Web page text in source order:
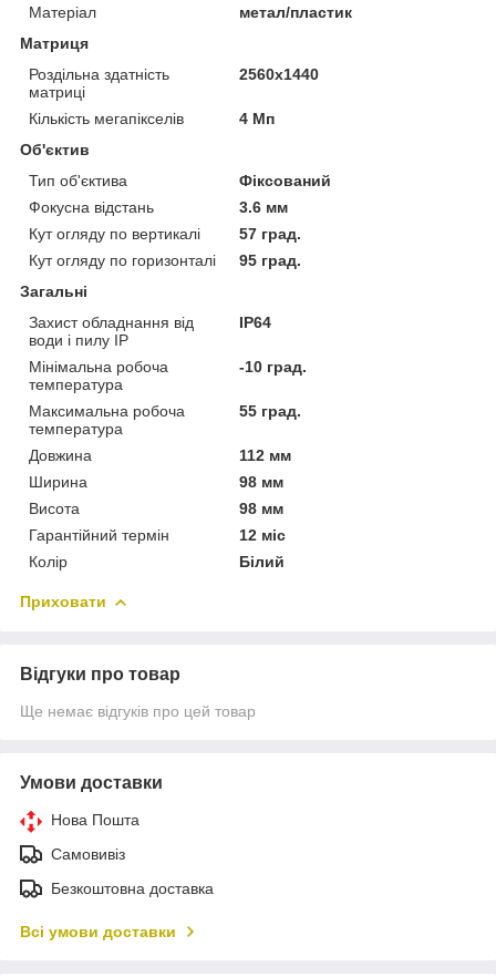
Матеріал
метал/пластик
Матриця
Роздільна здатність
матриці
2560х1440
Кількість мегапікселів
4 Мп
Об'єктив
Тип об'єктива
Фіксований
Фокусна відстань
3.6 мм
Кут огляду по вертикалі
57 град.
Кут огляду по горизонталі
95 град.
Загальні
Захист обладнання від
води і пилу IP
IP64
Мінімальна робоча
температура
-10 град.
Максимальна робоча
температура
55 град.
Довжина
112 мм
Ширина
98 мм
Висота
98 мм
Гарантійний термін
12 міс
Колір
Білий
Приховати
Відгуки про товар
Ще немає відгуків про цей товар
Умови доставки
Нова Пошта
Самовивіз
Безкоштовна доставка
Всі умови доставки